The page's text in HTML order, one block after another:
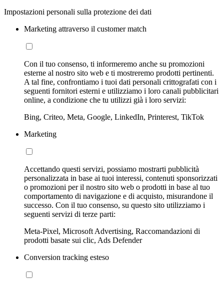
Impostazioni personali sulla protezione dei dati
Marketing attraverso il customer match
Con il tuo consenso, ti informeremo anche su promozioni
esterne al nostro sito web e ti mostreremo prodotti pertinenti.
A tal fine, confrontiamo i tuoi dati personali crittografati con i
seguenti fornitori esterni e utilizziamo i loro canali pubblicitari
online, a condizione che tu utilizzi già i loro servizi:
Bing, Criteo, Meta, Google, LinkedIn, Printerest, TikTok
Marketing
Accettando questi servizi, possiamo mostrarti pubblicità
personalizzata in base ai tuoi interessi, contenuti sponsorizzati
o promozioni per il nostro sito web o prodotti in base al tuo
comportamento di navigazione e di acquisto, misurandone il
successo. Con il tuo consenso, su questo sito utilizziamo i
seguenti servizi di terze parti:
Meta-Pixel, Microsoft Advertising, Raccomandazioni di
prodotti basate sui clic, Ads Defender
Conversion tracking esteso